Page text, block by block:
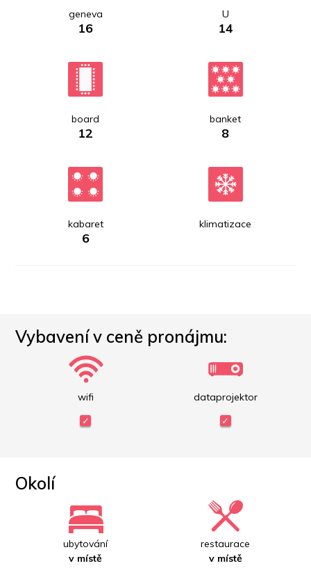
geneva
16
U
14
board
12
banket
8
kabaret
6
klimatizace
Vybavení v ceně pronájmu:
wifi dataprojektor
Okolí
ubytování
v místě
restaurace
v místě